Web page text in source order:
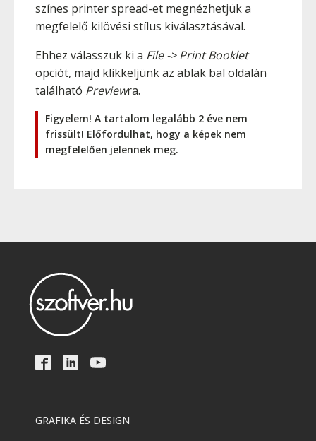
színes printer spread-et megnézhetjük a
megfelelő kilövési stílus kiválasztásával.
Ehhez válasszuk ki a File -> Print Booklet
opciót, majd klikkeljünk az ablak bal oldalán
található Previewra.
Figyelem! A tartalom legalább 2 éve nem
frissült! Előfordulhat, hogy a képek nem
megfelelően jelennek meg.
GRAFIKA ÉS DESIGN